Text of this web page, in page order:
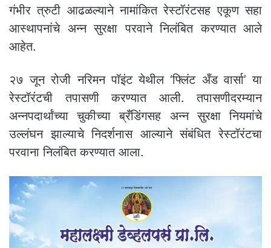
गंभीर त्रुटी आढळल्याने नामांकित रेस्टॉरंटसह एकूण सहा
आस्थापनांचे अन्न सुरक्षा परवाने निलंबित करण्यात आले
आहेत.
२७ जून रोजी नरिमन पॉइंट येथील ‘फ्लिंट अँड वार्सा’ या
रेस्टॉरंटची तपासणी करण्यात आली. तपासणीदरम्यान
अन्नपदार्थांच्या चुकीच्या ब्रँडिंगसह अन्न सुरक्षा नियमांचे
उल्लंघन झाल्याचे निदर्शनास आल्याने संबंधित रेस्टॉरंटचा
परवाना निलंबित करण्यात आला.